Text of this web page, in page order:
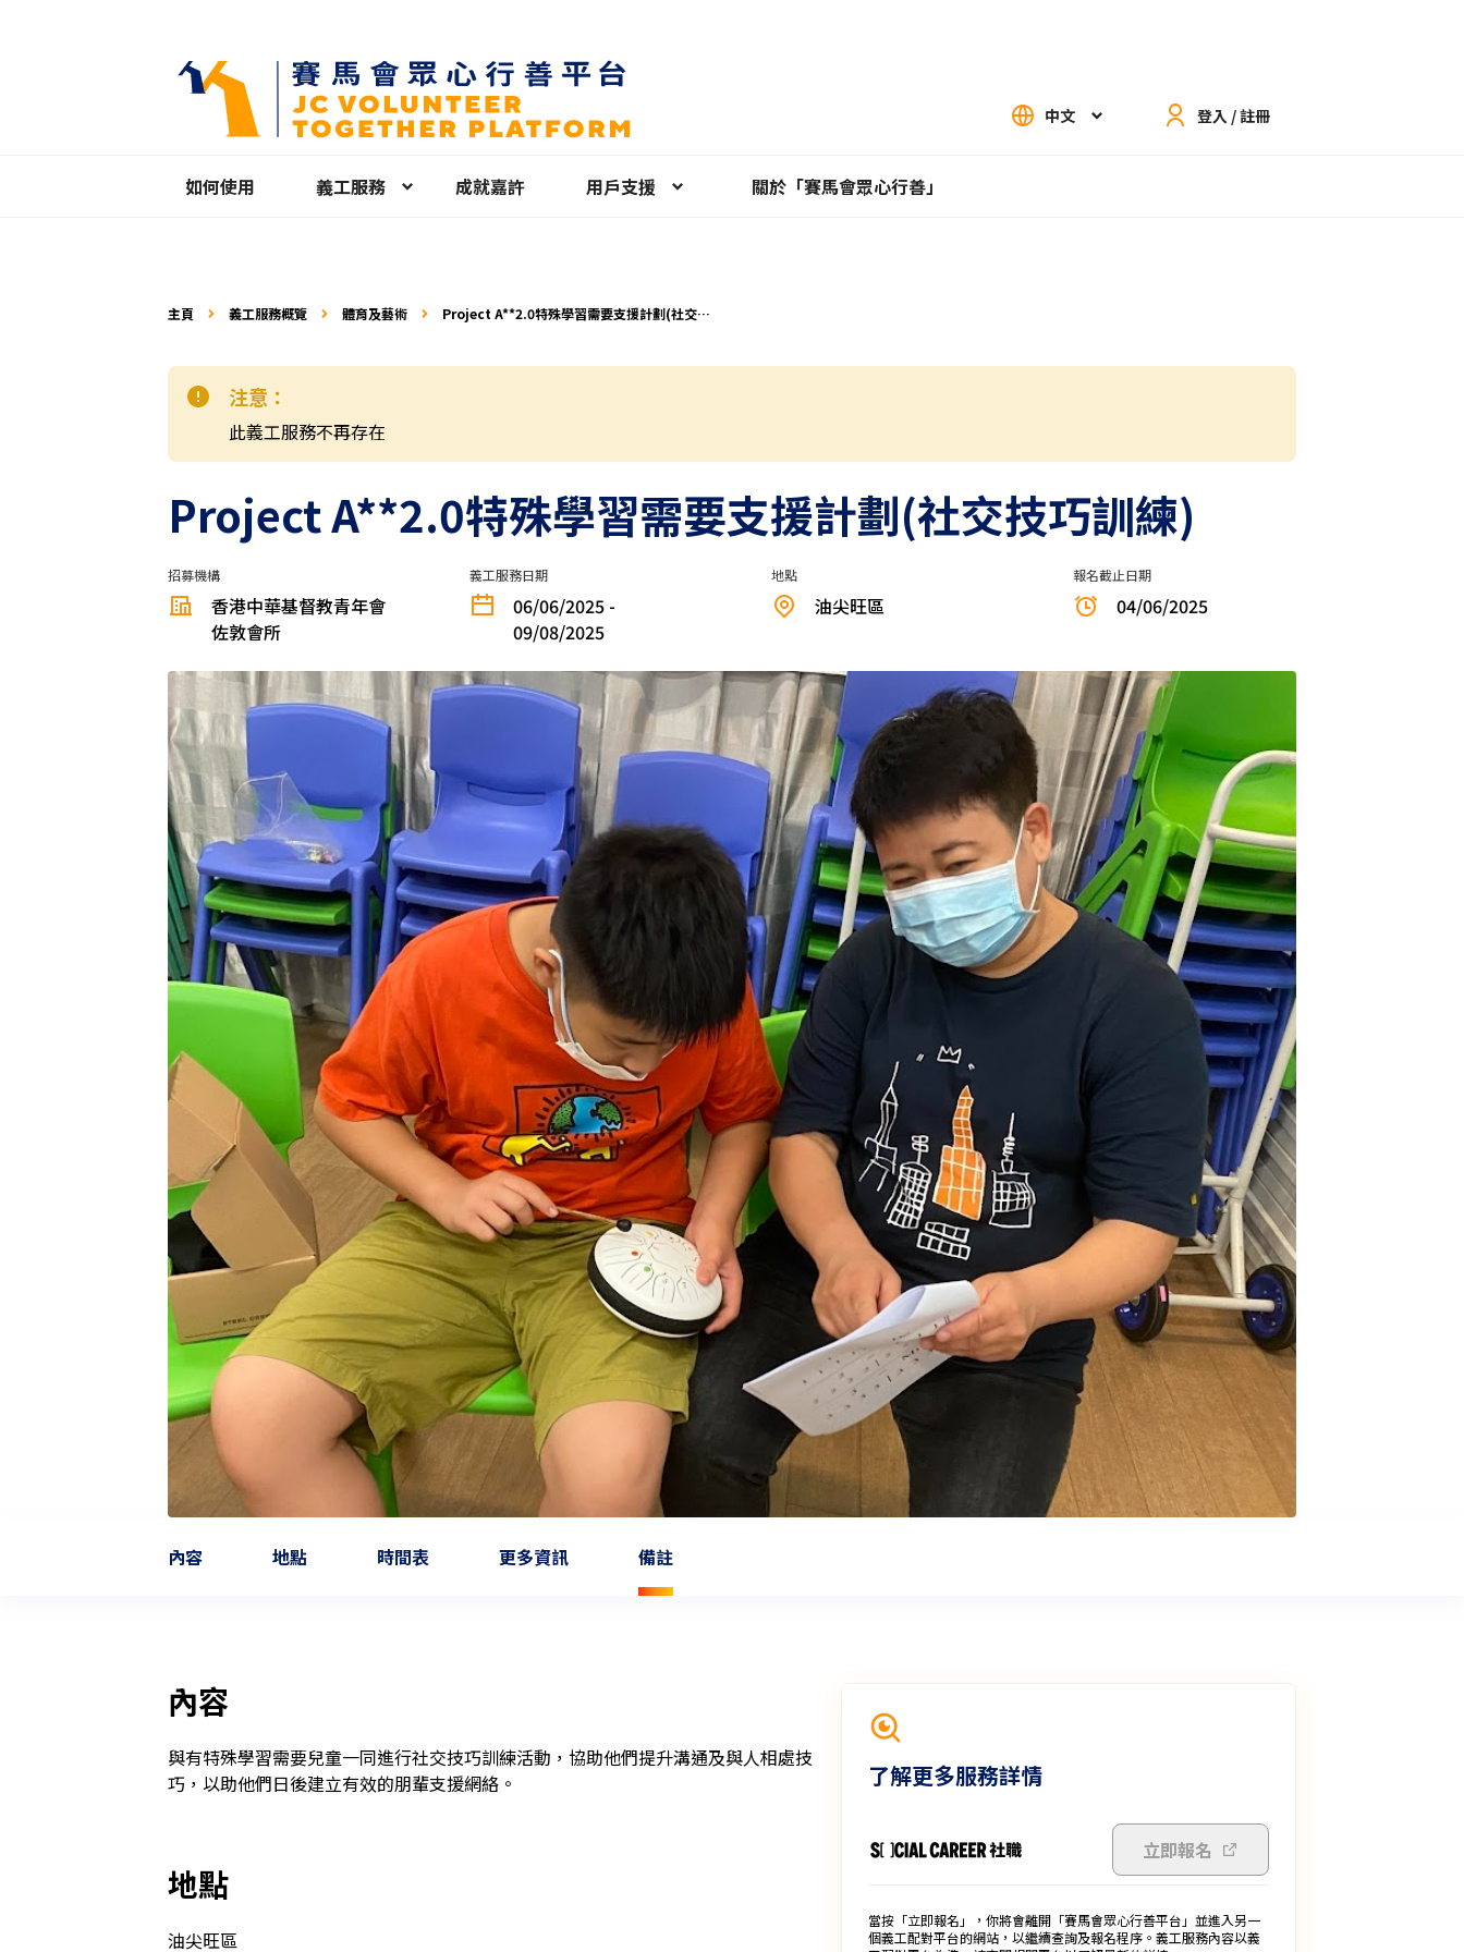
中文 登入 / 註冊
如何使用 義工服務 成就嘉許 用戶支援 關於「賽馬會眾心行善」
主頁 義工服務概覽 體育及藝術
Project A**2.0特殊學習需要支援計劃(社交技
注意：
此義工服務不再存在
Project A**2.0特殊學習需要支援計劃(社交技巧訓練)
招募機構
香港中華基督教青年會
佐敦會所
義工服務日期
06/06/2025 -
09/08/2025
地點
油尖旺區
報名截止日期
04/06/2025
內容 地點 時間表 更多資訊 備註
內容
與有特殊學習需要兒童一同進行社交技巧訓練活動，協助他們提升溝通及與人相處技
巧，以助他們日後建立有效的朋輩支援網絡。
地點
油尖旺區
了解更多服務詳情
立即報名
當按「立即報名」，你將會離開「賽馬會眾心行善平台」並進入另一
個義工配對平台的網站，以繼續查詢及報名程序。義工服務內容以義